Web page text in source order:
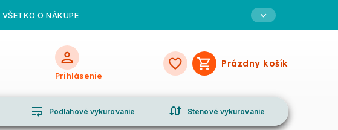
VŠETKO O NÁKUPE
Nákupný
Prázdny košík
Prihlásenie
wrap_text Podlahové vykurovanie swap_calls Stenové vykurovanie